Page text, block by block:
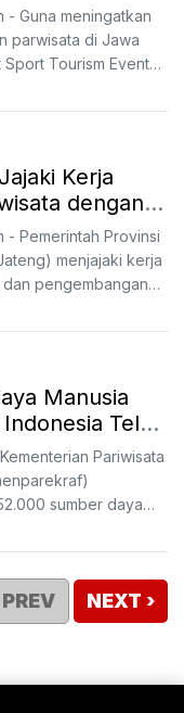
- Guna meningatkan
parwisata di Jawa
Tourism Event
Kerja
dengan
- Pemerintah Provinsi
menjajaki kerja
pengembangan
Manusia
Telah
Pariwisata
daya
PREV NEXT ›